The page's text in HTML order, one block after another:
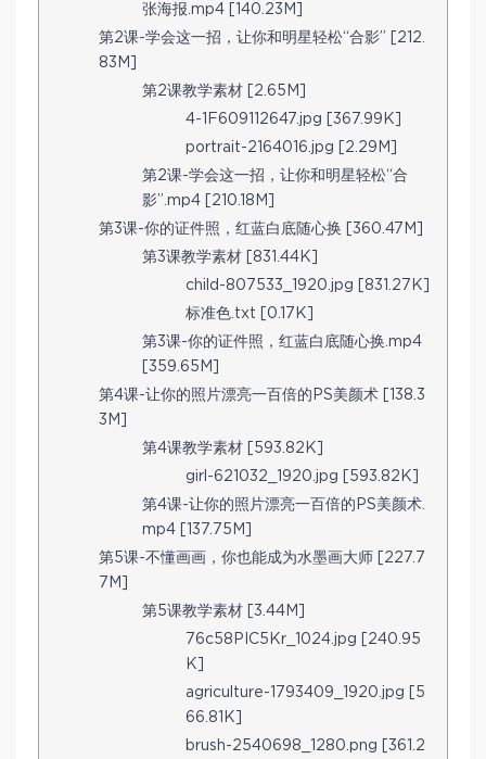
张海报.mp4 [140.23M]
第2课-学会这一招，让你和明星轻松“合影” [212.
83M]
第2课教学素材 [2.65M]
4-1F609112647.jpg [367.99K]
portrait-2164016.jpg [2.29M]
第2课-学会这一招，让你和明星轻松“合
影”.mp4 [210.18M]
第3课-你的证件照，红蓝白底随心换 [360.47M]
第3课教学素材 [831.44K]
child-807533_1920.jpg [831.27K]
标准色.txt [0.17K]
第3课-你的证件照，红蓝白底随心换.mp4
[359.65M]
第4课-让你的照片漂亮一百倍的PS美颜术 [138.3
3M]
第4课教学素材 [593.82K]
girl-621032_1920.jpg [593.82K]
第4课-让你的照片漂亮一百倍的PS美颜术.
mp4 [137.75M]
第5课-不懂画画，你也能成为水墨画大师 [227.7
7M]
第5课教学素材 [3.44M]
76c58PIC5Kr_1024.jpg [240.95
K]
agriculture-1793409_1920.jpg [5
66.81K]
brush-2540698_1280.png [361.2